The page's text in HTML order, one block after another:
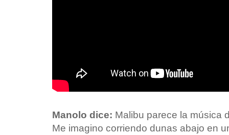
Manolo dice: Malibu parece la música
Me imagino corriendo dunas abajo en